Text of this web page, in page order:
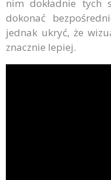
nim dokładnie tych
dokonać
jednak ukryć, że
znacznie lepiej.